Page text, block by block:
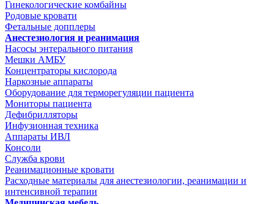
Гинекологические комбайны
Родовые кровати
Фетальные допплеры
Анестезиология и реанимация
Насосы энтерального питания
Мешки АМБУ
Концентраторы кислорода
Наркозные аппараты
Оборудование для терморегуляции пациента
Мониторы пациента
Дефибрилляторы
Инфузионная техника
Аппараты ИВЛ
Консоли
Служба крови
Реанимационные кровати
Расходные материалы для анестезиологии, реанимации и
интенсивной терапии